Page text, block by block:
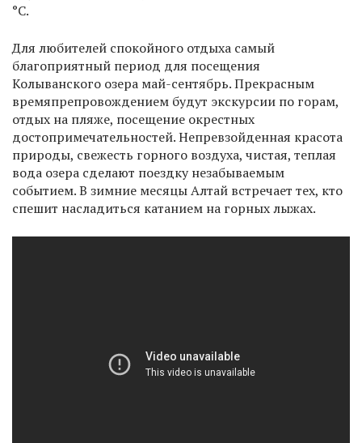
°С.
Для любителей спокойного отдыха самый
благоприятный период для посещения
Колыванского озера май-сентябрь. Прекрасным
времяпрепровождением будут экскурсии по горам,
отдых на пляже, посещение окрестных
достопримечательностей. Непревзойденная красота
природы, свежесть горного воздуха, чистая, теплая
вода озера сделают поездку незабываемым
событием. В зимние месяцы Алтай встречает тех, кто
спешит насладиться катанием на горных лыжах.